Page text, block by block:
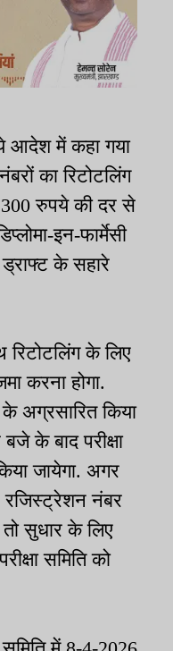
गये आदेश में कहा गया
का रिटोटलिंग
300 रुपये की दर से
इन-फार्मेसी
ड्राफ्ट के सहारे
रिटोटलिंग के लिए
करना होगा.
के अग्रसारित किया
के बाद परीक्षा
जायेगा. अगर
रजिस्ट्रेशन नंबर
सुधार के लिए
समिति को